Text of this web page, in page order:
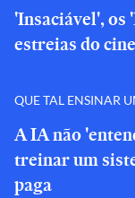
'Insaciável', os
estreias do
QUE TAL ENSINAR
A IA não
treinar um
paga